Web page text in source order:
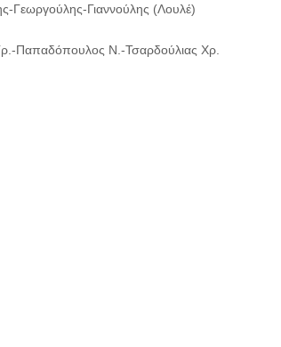
Γεωργούλης-Γιαννούλης (Λουλέ)
Παπαδόπουλος Ν.-Τσαρδούλιας Χρ.